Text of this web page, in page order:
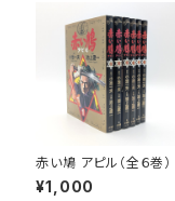
赤い鳩 アピル（全６巻）
¥1,000